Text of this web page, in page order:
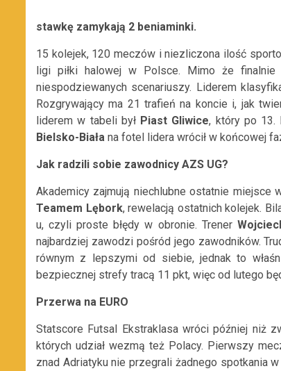
stawkę zamykają 2 beniaminki.
15 kolejek, 120 meczów i niezliczona ilość
ligi piłki halowej w Polsce. Mimo że
niespodziewanych scenariuszy. Liderem
Rozgrywający ma 21 trafień na koncie i, jak
liderem w tabeli był Piast Gliwice, który po 13.
Bielsko-Biała na fotel lidera wrócił w końcowej
Jak radzili sobie zawodnicy AZS UG?
Akademicy zajmują niechlubne ostatnie
Teamem Lębork, rewelacją ostatnich kolejek.
u, czyli proste błędy w obronie. Trener
najbardziej zawodzi pośród jego zawodników.
równym z lepszymi od siebie, jednak to
bezpiecznej strefy tracą 11 pkt, więc od lutego
Przerwa na EURO
Statscore Futsal Ekstraklasa wróci później niż
których udział wezmą też Polacy. Pierwszy
znad Adriatyku nie przegrali żadnego spotkania